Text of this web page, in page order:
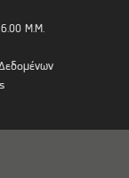
Μ.Μ.